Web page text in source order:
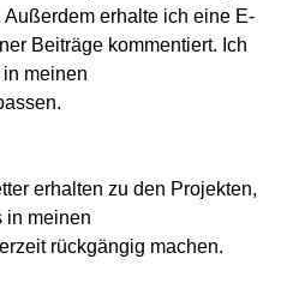
erhalte ich eine E-
Beiträge kommentiert. Ich
meinen
erhalten zu den Projekten,
in meinen
rückgängig machen.